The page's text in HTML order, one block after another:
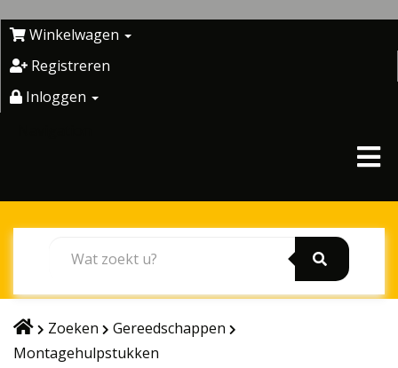
to
content
Winkelwagen
Registreren
Inloggen
Zoeken
Gereedschappen
Montagehulpstukken